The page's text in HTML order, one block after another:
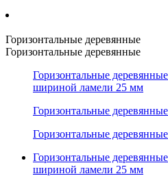
Горизонтальные деревянные
Горизонтальные деревянные
Горизонтальные
шириной ламели 25 мм
Горизонтальные
Горизонтальные
Горизонтальные
шириной ламели 25 мм